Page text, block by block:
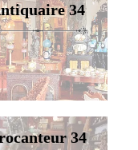
34
34